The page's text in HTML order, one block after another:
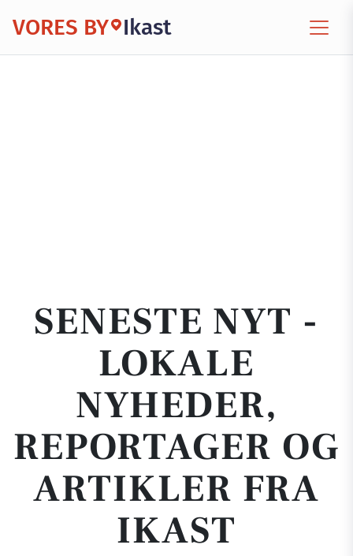
VORES BY Ikast
SENESTE NYT -
LOKALE
NYHEDER,
REPORTAGER OG
ARTIKLER FRA
IKAST